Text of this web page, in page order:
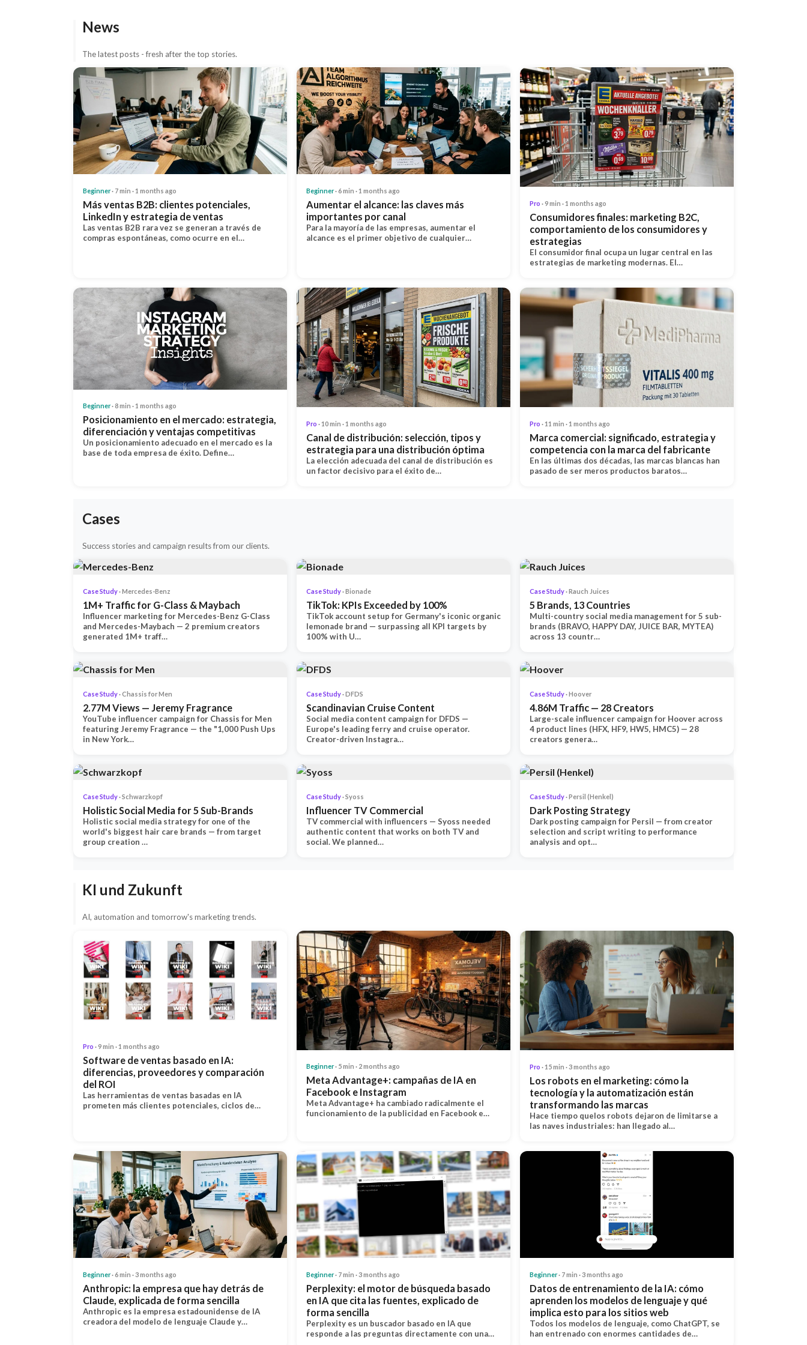
News
The latest posts - fresh after the top stories.
Beginner· 7 min · 1 months ago
Más ventas B2B: clientes potenciales,
LinkedIn y estrategia de ventas
Las ventas B2B rara vez se generan a través de
compras espontáneas, como ocurre en el…
Beginner· 6 min · 1 months ago
Aumentar el alcance: las claves más
importantes por canal
Para la mayoría de las empresas, aumentar el
alcance es el primer objetivo de cualquier…
Pro · 9 min · 1 months ago
Consumidores finales: marketing B2C,
comportamiento de los consumidores y
estrategias
El consumidor final ocupa un lugar central en las
estrategias de marketing modernas. El…
Beginner· 8 min · 1 months ago
Posicionamiento en el mercado: estrategia,
diferenciación y ventajas competitivas
Un posicionamiento adecuado en el mercado es la
base de toda empresa de éxito. Define…
Pro · 10 min · 1 months ago
Canal de distribución: selección, tipos y
estrategia para una distribución óptima
La elección adecuada del canal de distribución es
un factor decisivo para el éxito de…
Pro · 11 min · 1 months ago
Marca comercial: significado, estrategia y
competencia con la marca del fabricante
En las últimas dos décadas, las marcas blancas han
pasado de ser meros productos baratos…
Cases
Success stories and campaign results from our clients.
Case Study· Mercedes-Benz
1M+ Traffic for G-Class & Maybach
Influencer marketing for Mercedes-Benz G-Class
and Mercedes-Maybach — 2 premium creators
generated 1M+ traff…
Case Study· Bionade
TikTok: KPIs Exceeded by 100%
TikTok account setup for Germany's iconic organic
lemonade brand — surpassing all KPI targets by
100% with U…
Case Study· Rauch Juices
5 Brands, 13 Countries
Multi-country social media management for 5 sub-
brands (BRAVO, HAPPY DAY, JUICE BAR, MYTEA)
across 13 countr…
Case Study· Chassis for Men
2.77M Views — Jeremy Fragrance
YouTube influencer campaign for Chassis for Men
featuring Jeremy Fragrance — the "1,000 Push Ups
in New York…
Case Study· DFDS
Scandinavian Cruise Content
Social media content campaign for DFDS —
Europe's leading ferry and cruise operator.
Creator-driven Instagra…
Case Study· Hoover
4.86M Traffic — 28 Creators
Large-scale influencer campaign for Hoover across
4 product lines (HFX, HF9, HW5, HMC5) — 28
creators genera…
Case Study· Schwarzkopf
Holistic Social Media for 5 Sub-Brands
Holistic social media strategy for one of the
world's biggest hair care brands — from target
group creation …
Case Study· Syoss
Influencer TV Commercial
TV commercial with influencers — Syoss needed
authentic content that works on both TV and
social. We planned…
Case Study· Persil (Henkel)
Dark Posting Strategy
Dark posting campaign for Persil — from creator
selection and script writing to performance
analysis and opt…
KI und Zukunft
AI, automation and tomorrow's marketing trends.
Pro · 9 min · 1 months ago
Software de ventas basado en IA:
diferencias, proveedores y comparación
del ROI
Las herramientas de ventas basadas en IA
prometen más clientes potenciales, ciclos de…
Beginner· 5 min · 2 months ago
Meta Advantage+: campañas de IA en
Facebook e Instagram
Meta Advantage+ ha cambiado radicalmente el
funcionamiento de la publicidad en Facebook e…
Pro · 15 min · 3 months ago
Los robots en el marketing: cómo la
tecnología y la automatización están
transformando las marcas
Hace tiempo quelos robots dejaron de limitarse a
las naves industriales: han llegado al…
Beginner· 6 min · 3 months ago
Anthropic: la empresa que hay detrás de
Claude, explicada de forma sencilla
Anthropic es la empresa estadounidense de IA
creadora del modelo de lenguaje Claude y…
Beginner· 7 min · 3 months ago
Perplexity: el motor de búsqueda basado
en IA que cita las fuentes, explicado de
forma sencilla
Perplexity es un buscador basado en IA que
responde a las preguntas directamente con una…
Beginner· 7 min · 3 months ago
Datos de entrenamiento de la IA: cómo
aprenden los modelos de lenguaje y qué
implica esto para los sitios web
Todos los modelos de lenguaje, como ChatGPT, se
han entrenado con enormes cantidades de…